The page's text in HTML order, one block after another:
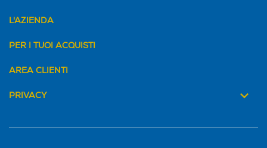
L'AZIENDA
PER I TUOI ACQUISTI
AREA CLIENTI
PRIVACY